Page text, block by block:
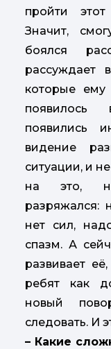
пройти
Значит,
боялся
рассуждает
которые
появилось
появились
видение
ситуации, и
на это,
разряжался:
нет сил,
спазм. А
развивает
ребят как
новый
следовать. И
– Какие